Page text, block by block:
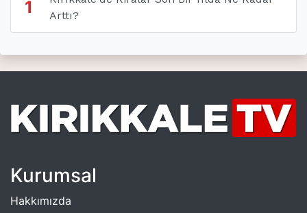
1
Arttı?
Kurumsal
Hakkımızda